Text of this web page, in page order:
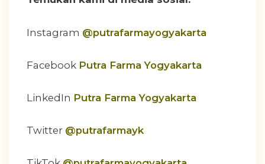
Instagram @putrafarmayogyakarta
Facebook Putra Farma Yogyakarta
LinkedIn Putra Farma Yogyakarta
Twitter @putrafarmayk